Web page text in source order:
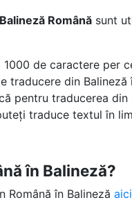
Română sunt
de caractere per
traducere din
pentru traducerea din
traduce textul în
în Balineză?
Română în Balinezăaici